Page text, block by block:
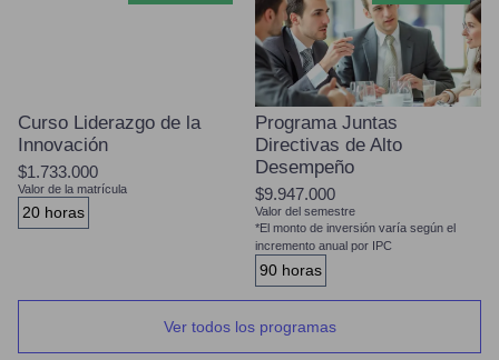
Curso Liderazgo de la
Innovación
$1.733.000
Valor de la matrícula
20 horas
Programa Juntas
Directivas de Alto
Desempeño
$9.947.000
Valor del semestre
*El monto de inversión varía según el
incremento anual por IPC
90 horas
Ver todos los programas